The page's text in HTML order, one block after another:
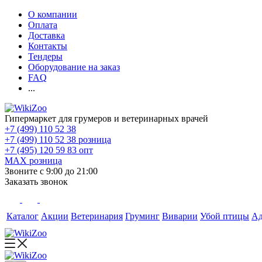
О компании
Оплата
Доставка
Контакты
Тендеры
Оборудование на заказ
FAQ
...
Гипермаркет для грумеров и ветеринарных врачей
+7 (499) 110 52 38
+7 (499) 110 52 38 розница
+7 (495) 120 59 83 опт
MAX розница
Звоните с 9:00 до 21:00
Заказать звонок
Каталог Акции Ветеринария Груминг Виварии Убой птицы